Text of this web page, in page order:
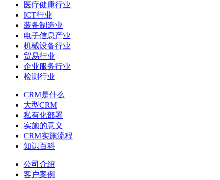
医疗健康行业
ICT行业
装备制造业
电子信息产业
机械设备行业
贸易行业
企业服务行业
检测行业
CRM是什么
大型CRM
私有化部署
实施的意义
CRM实施流程
知识百科
公司介绍
客户案例